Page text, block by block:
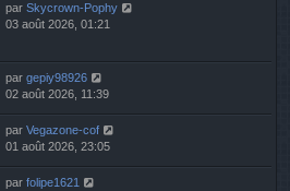
par Skycrown-Pophy
03 août 2026, 01:21
par gepiy98926
02 août 2026, 11:39
par Vegazone-cof
01 août 2026, 23:05
par folipe1621